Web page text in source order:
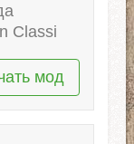
Classi
мод